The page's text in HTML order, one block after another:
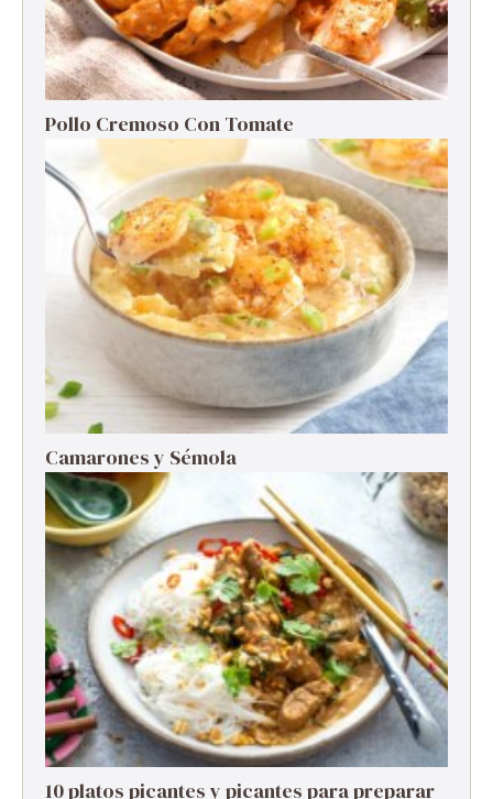
Pollo Cremoso Con Tomate
Camarones y Sémola
10 platos picantes y picantes para preparar